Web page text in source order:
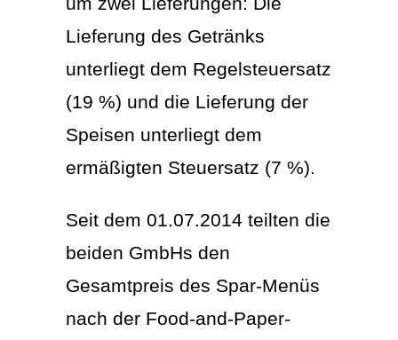
Lieferung des Getränks
unterliegt dem Regelsteuersatz
(19 %) und die Lieferung der
Speisen unterliegt dem
ermäßigten Steuersatz (7 %).
Seit dem 01.07.2014 teilten die
beiden GmbHs den
Gesamtpreis des Spar-Menüs
nach der Food-and-Paper-